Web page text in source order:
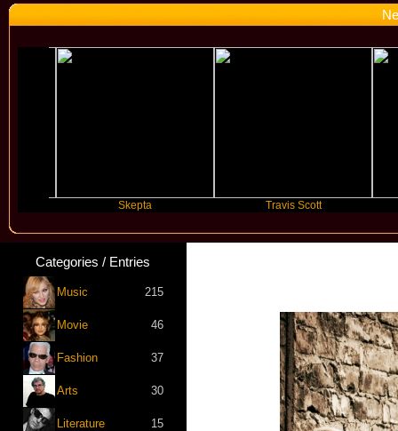
Travis Scott
Categories / Entries
Music 215
Movie 46
Fashion 37
Arts 30
Literature 15